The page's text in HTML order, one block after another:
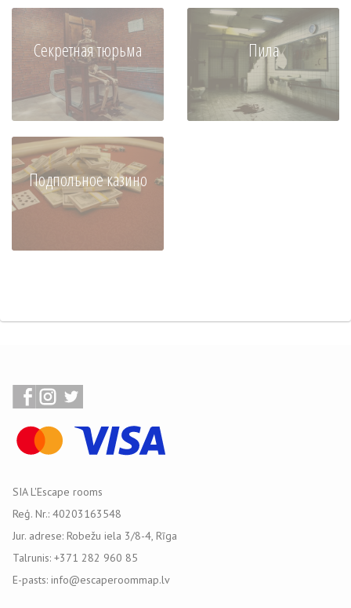
Секретная тюрьма Пила
Подпольное казино
SIA L'Escape rooms
Reģ. Nr.: 40203163548
Jur. adrese: Robežu iela 3/8-4, Rīga
Talrunis: +371 282 960 85
E-pasts: info@escaperoommap.lv